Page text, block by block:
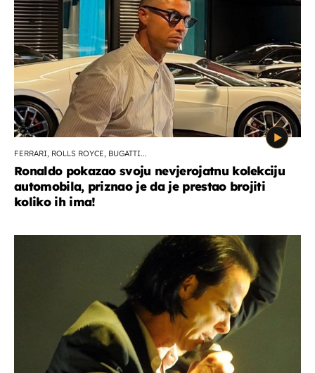
FERRARI, ROLLS ROYCE, BUGATTI...
Ronaldo pokazao svoju nevjerojatnu kolekciju
automobila, priznao je da je prestao brojiti
koliko ih ima!